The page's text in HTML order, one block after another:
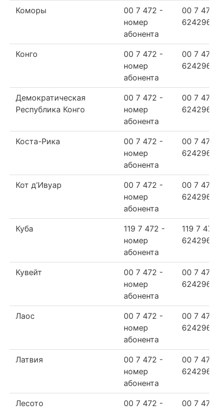
Коморы
00 7 472 -
номер
абонента
00 7 472
624296
Конго
00 7 472 -
номер
абонента
00 7 472
624296
Демократическая
Республика Конго
00 7 472 -
номер
абонента
00 7 472
624296
Коста-Рика
00 7 472 -
номер
абонента
00 7 472
624296
Кот д’Ивуар
00 7 472 -
номер
абонента
00 7 472
624296
Куба
119 7 472 -
номер
абонента
119 7 472
624296
Кувейт
00 7 472 -
номер
абонента
00 7 472
624296
Лаос
00 7 472 -
номер
абонента
00 7 472
624296
Латвия
00 7 472 -
номер
абонента
00 7 472
624296
Лесото
00 7 472 -
00 7 472